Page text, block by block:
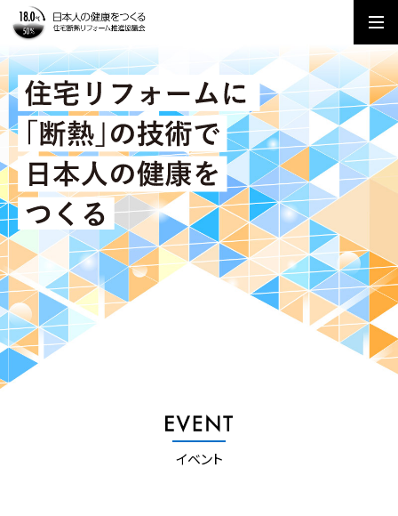
トップページ
イベント
ニュース＆トピックス
健断リフォーム推進協議会とは？
私たちのビジョン
会員の権利
イベント